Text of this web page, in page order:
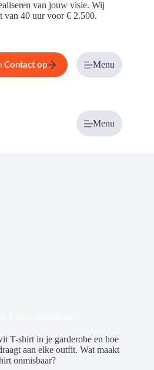
van jouw visie. Wij
van 40 uur voor € 2.500.
Service Over ons
Contact op Menu
Menu
T-shirt in je garderobe en hoe
aan elke outfit. Wat maakt
onmisbaar?